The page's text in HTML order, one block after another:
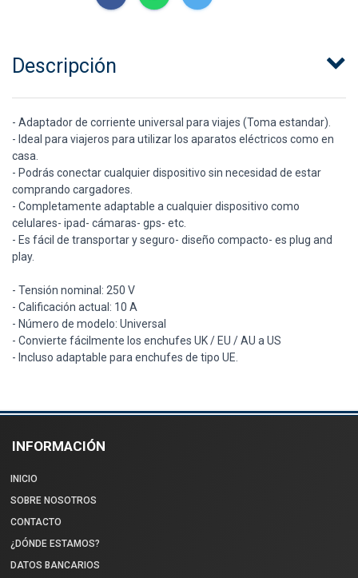
Descripción
- Adaptador de corriente universal para viajes (Toma estandar).
- Ideal para viajeros para utilizar los aparatos eléctricos como en
casa.
- Podrás conectar cualquier dispositivo sin necesidad de estar
comprando cargadores.
- Completamente adaptable a cualquier dispositivo como
celulares- ipad- cámaras- gps- etc.
- Es fácil de transportar y seguro- diseño compacto- es plug and
play.
- Tensión nominal: 250 V
- Calificación actual: 10 A
- Número de modelo: Universal
- Convierte fácilmente los enchufes UK / EU / AU a US
- Incluso adaptable para enchufes de tipo UE.
INFORMACIÓN
INICIO
SOBRE NOSOTROS
CONTACTO
¿DÓNDE ESTAMOS?
DATOS BANCARIOS